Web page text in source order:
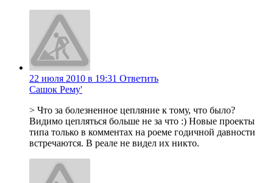
22 июля 2010 в 19:31 Ответить
Сашок Рему'
> Что за болезненное цепляние к тому, что было?
Видимо цепляться больше не за что :) Новые проекты
типа только в комментах на роеме годичной давности
встречаются. В реале не видел их никто.